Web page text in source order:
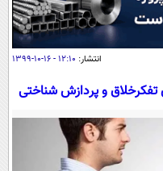
انتشار: ۱۲:۱۰ - ۱۶-۱۰-۱۳۹۹
تفکرخلاق و پردازش شناختی